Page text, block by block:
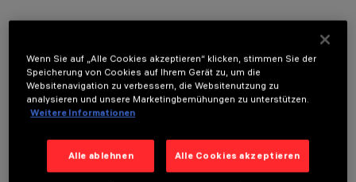
OPTIONALE KOMPONENTEN
Wenn Sie auf „Alle Cookies akzeptieren“ klicken, stimmen Sie der
Speicherung von Cookies auf Ihrem Gerät zu, um die
Websitenavigation zu verbessern, die Websitenutzung zu
analysieren und unsere Marketingbemühungen zu unterstützen.
Weitere Informationen
Alle ablehnen Alle Cookies akzeptieren